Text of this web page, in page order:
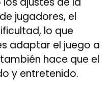
jugadores, el
lo que
adaptar el juego a
hace que el
y entretenido.